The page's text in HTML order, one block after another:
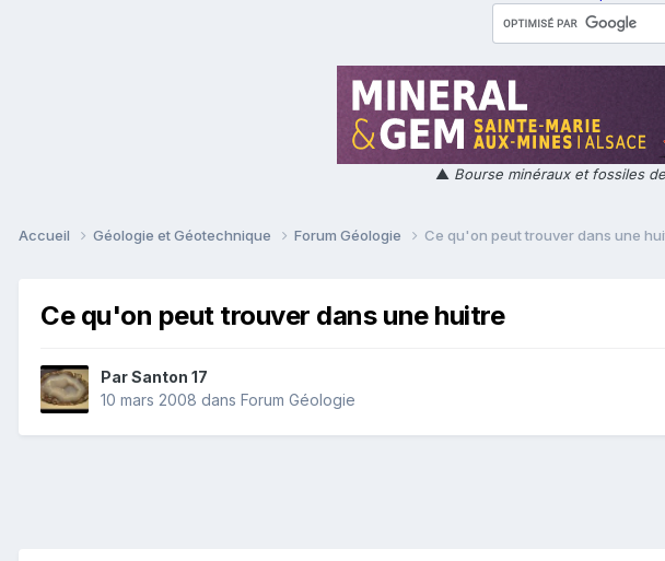
▲ Bourse minéraux et fossiles
Accueil Géologie et Géotechnique Forum Géologie Ce qu'on peut trouver dans une
Ce qu'on peut trouver dans une huitre
ParSanton 17
10 mars 2008 dans Forum Géologie